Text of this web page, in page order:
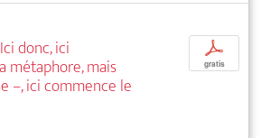
donc, ici
métaphore, mais
–, ici commence le
p
gratis